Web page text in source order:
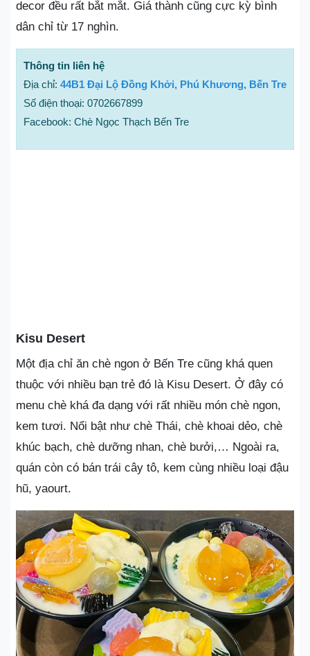
decor đều rất bắt mắt. Giá thành cũng cực kỳ bình
dân chỉ từ 17 nghìn.
Thông tin liên hệ
Địa chỉ: 44B1 Đại Lộ Đồng Khởi, Phú Khương, Bến Tre
Số điện thoại: 0702667899
Facebook: Chè Ngọc Thạch Bến Tre
Kisu Desert
Một địa chỉ ăn chè ngon ở Bến Tre cũng khá quen
thuộc với nhiều bạn trẻ đó là Kisu Desert. Ở đây có
menu chè khá đa dạng với rất nhiều món chè ngon,
kem tươi. Nổi bật như chè Thái, chè khoai dẻo, chè
khúc bạch, chè dưỡng nhan, chè bưởi,… Ngoài ra,
quán còn có bán trái cây tô, kem cùng nhiều loại đậu
hũ, yaourt.